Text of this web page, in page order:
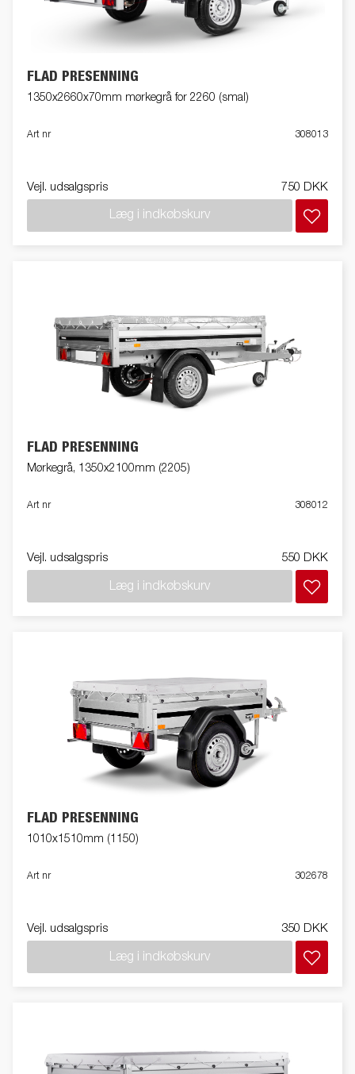
FLAD PRESENNING
1350x2660x70mm mørkegrå for 2260 (smal)
Art nr 308013
Vejl. udsalgspris 750 DKK
Læg i indkøbskurv
FLAD PRESENNING
Mørkegrå, 1350x2100mm (2205)
Art nr 308012
Vejl. udsalgspris 550 DKK
Læg i indkøbskurv
FLAD PRESENNING
1010x1510mm (1150)
Art nr 302678
Vejl. udsalgspris 350 DKK
Læg i indkøbskurv